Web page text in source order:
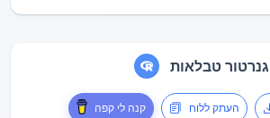
גנרטור טבלאות
קנה לי קפה העתק ללוח